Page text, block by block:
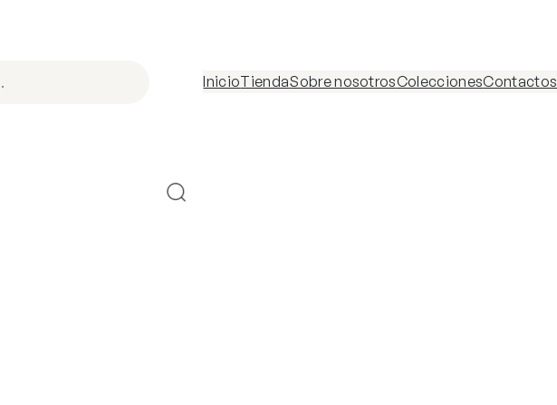
InicioTiendaSobre nosotrosColeccionesContactos